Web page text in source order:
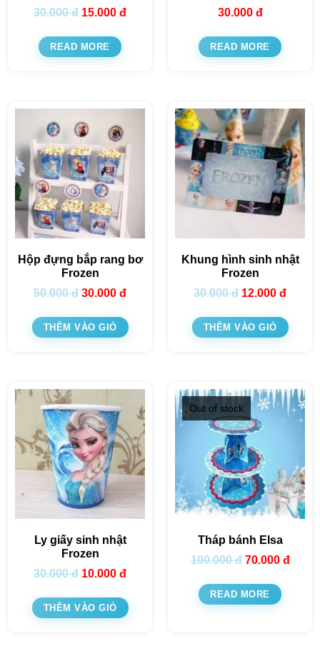
30.000đ 15.000 đ
READ MORE
30.000 đ
READ MORE
Hộp đựng bắp rang bơ
Frozen
50.000đ 30.000 đ
THÊM VÀO GIỎ
Khung hình sinh nhật
Frozen
30.000đ 12.000 đ
THÊM VÀO GIỎ
Ly giấy sinh nhật
Frozen
30.000đ 10.000 đ
THÊM VÀO GIỎ
Out of stock
Tháp bánh Elsa
100.000đ 70.000 đ
READ MORE